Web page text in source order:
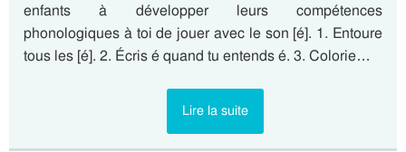
enfants à développer leurs compétences
phonologiques à toi de jouer avec le son [é]. 1. Entoure
tous les [é]. 2. Écris é quand tu entends é. 3. Colorie…
Lire la suite